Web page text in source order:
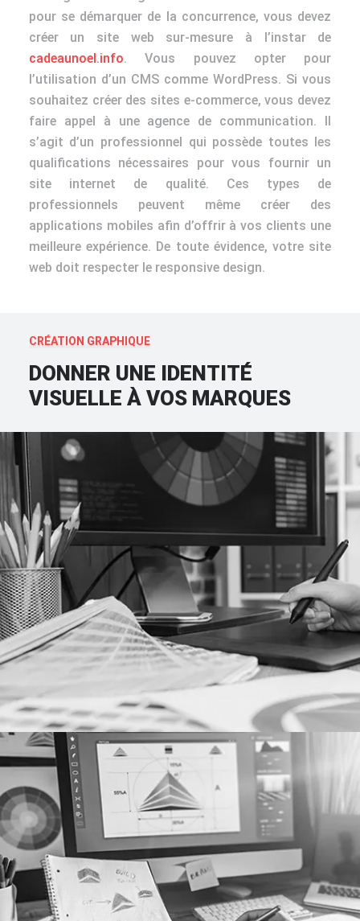
pour se démarquer de la concurrence, vous devez
créer un site web sur-mesure à l’instar de
cadeaunoel.info. Vous pouvez opter pour
l’utilisation d’un CMS comme WordPress. Si vous
souhaitez créer des sites e-commerce, vous devez
faire appel à une agence de communication. Il
s’agit d’un professionnel qui possède toutes les
qualifications nécessaires pour vous fournir un
site internet de qualité. Ces types de
professionnels peuvent même créer des
applications mobiles afin d’offrir à vos clients une
meilleure expérience. De toute évidence, votre site
web doit respecter le responsive design.
CRÉATION GRAPHIQUE
DONNER UNE IDENTITÉ
VISUELLE À VOS MARQUES